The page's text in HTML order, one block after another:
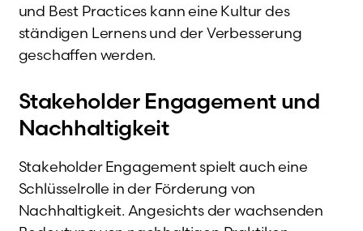
und Best Practices kann eine Kultur des
ständigen Lernens und der Verbesserung
geschaffen werden.
Stakeholder Engagement und
Nachhaltigkeit
Stakeholder Engagement spielt auch eine
Schlüsselrolle in der Förderung von
Nachhaltigkeit. Angesichts der wachsenden